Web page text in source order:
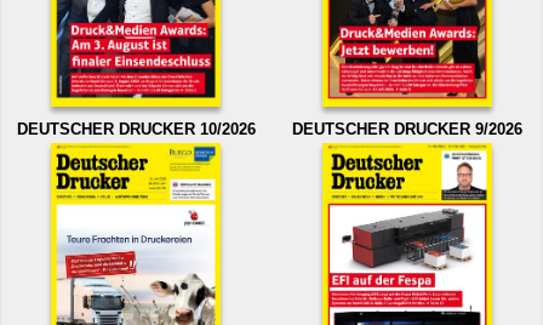
DEUTSCHER DRUCKER 10/2026 DEUTSCHER DRUCKER 9/2026